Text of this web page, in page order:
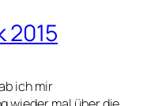
2015
ich mir